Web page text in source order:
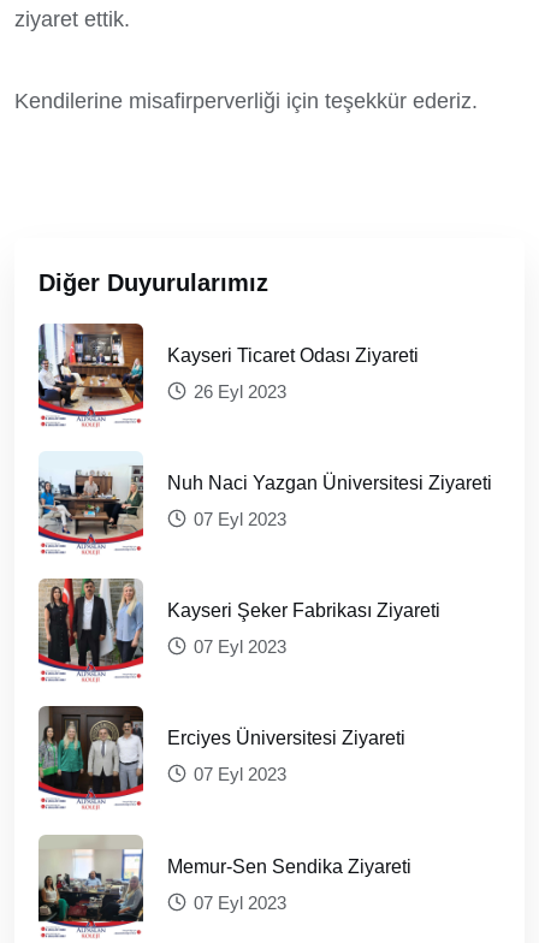
ziyaret ettik.
Kendilerine misafirperverliği için teşekkür ederiz.
Diğer Duyurularımız
Kayseri Ticaret Odası Ziyareti
26 Eyl 2023
Nuh Naci Yazgan Üniversitesi Ziyareti
07 Eyl 2023
Kayseri Şeker Fabrikası Ziyareti
07 Eyl 2023
Erciyes Üniversitesi Ziyareti
07 Eyl 2023
Memur-Sen Sendika Ziyareti
07 Eyl 2023